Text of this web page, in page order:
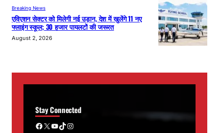
Breaking News
एविएशन सेक्टर को मिलेगी नई उड़ान, देश में खुलेंगे 11 नए
फ्लाइंग स्कूल; 30 हजार पायलटों की जरूरत
August 2, 2026
Stay Connected
Facebook X YouTube TikTok Instagram